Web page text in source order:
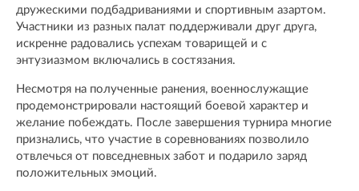
дружескими подбадриваниями и спортивным азартом.
Участники из разных палат поддерживали друг друга,
искренне радовались успехам товарищей и с
энтузиазмом включались в состязания.
Несмотря на полученные ранения, военнослужащие
продемонстрировали настоящий боевой характер и
желание побеждать. После завершения турнира многие
признались, что участие в соревнованиях позволило
отвлечься от повседневных забот и подарило заряд
положительных эмоций.